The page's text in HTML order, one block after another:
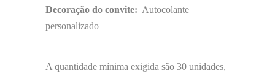
Decoração do convite: Autocolante
personalizado
A quantidade mínima exigida são 30 unidades,